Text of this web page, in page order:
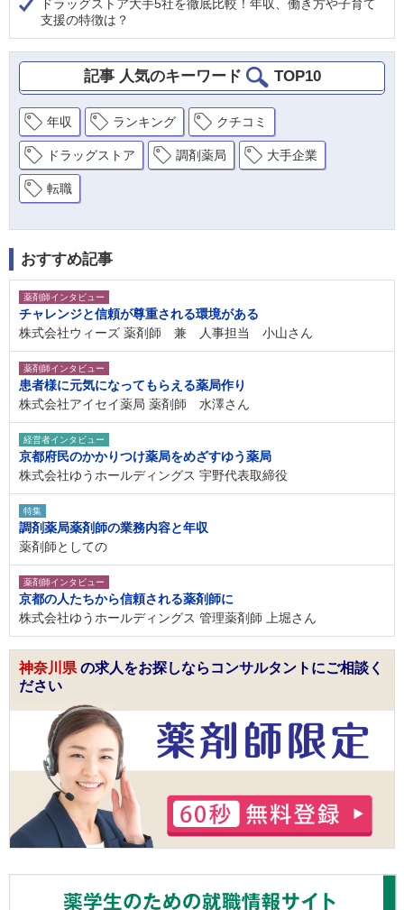
ドラッグストア大手5社を徹底比較！年収、働き方や子育て
支援の特徴は？
記事 人気のキーワード TOP10
年収 ランキング クチコミ
ドラッグストア 調剤薬局 大手企業
転職
おすすめ記事
薬剤師インタビュー
チャレンジと信頼が尊重される環境がある
株式会社ウィーズ 薬剤師 兼 人事担当 小山さん
薬剤師インタビュー
患者様に元気になってもらえる薬局作り
株式会社アイセイ薬局 薬剤師 水澤さん
経営者インタビュー
京都府民のかかりつけ薬局をめざすゆう薬局
株式会社ゆうホールディングス 宇野代表取締役
特集
調剤薬局薬剤師の業務内容と年収
薬剤師としての
薬剤師インタビュー
京都の人たちから信頼される薬剤師に
株式会社ゆうホールディングス 管理薬剤師 上堀さん
神奈川県 の求人をお探しならコンサルタントにご相談く
ださい